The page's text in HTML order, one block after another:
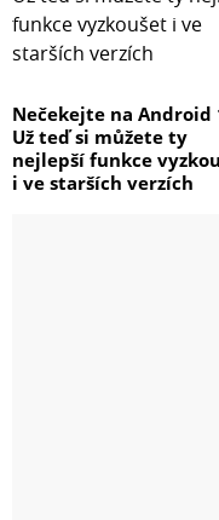
Nečekejte na Android
Už teď si můžete ty
nejlepší funkce
i ve starších verzích